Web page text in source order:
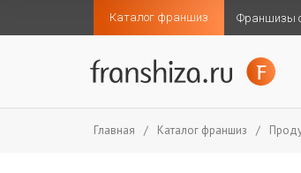
Каталог франшиз Франшизы
Главная / Каталог франшиз /